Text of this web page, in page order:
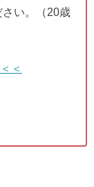
い。（20歳
＜